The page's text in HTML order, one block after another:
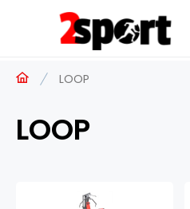
LOOP
LOOP